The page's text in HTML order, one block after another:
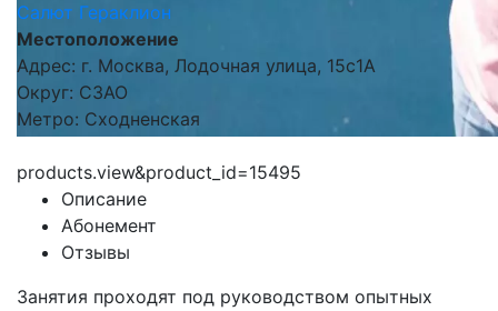
Салют Гераклион
Местоположение
Адрес: г. Москва, Лодочная улица, 15с1А
Округ: СЗАО
Метро: Сходненская
products.view&product_id=15495
Описание
Абонемент
Отзывы
Занятия проходят под руководством опытных